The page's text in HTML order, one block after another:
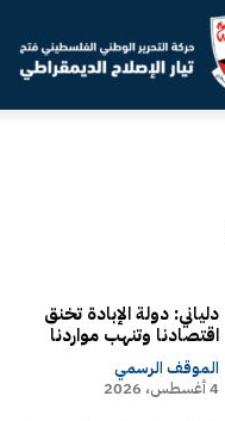
دلياني: دولة الإبادة تخنق
اقتصادنا وتنهب مواردنا
الموقف الرسمي
4 أغسطس، 2026